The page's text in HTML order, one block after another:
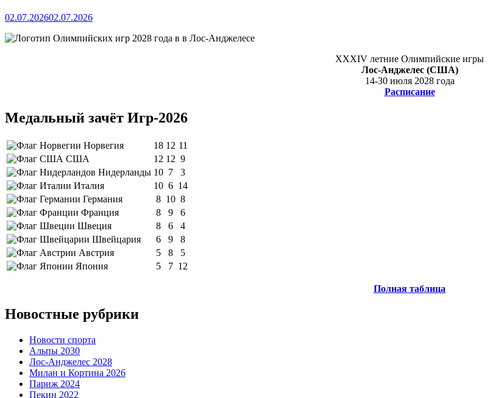
02.07.202602.07.2026
XXXIV летние Олимпийские игры
Лос-Анджелес (США)
14-30 июля 2028 года
Расписание
Медальный зачёт Игр-2026
Норвегия 18 12 11
США
12 12 9
Нидерланды 10 7
3
Италия
10 6 14
Германия
8 10 8
Франция
8 9
6
Швеция
8 6
4
Швейцария
6 9
8
Австрия
5 8
5
Япония
5 7 12
Полная таблица
Новостные рубрики
Новости спорта
Альпы 2030
Лос-Анджелес 2028
Милан и Кортина 2026
Париж 2024
Пекин 2022